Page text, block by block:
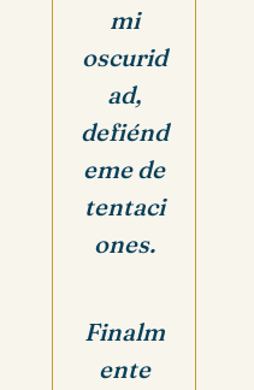
mi
oscurid
ad,
defiénd
eme de
tentaci
ones.
Finalm
ente